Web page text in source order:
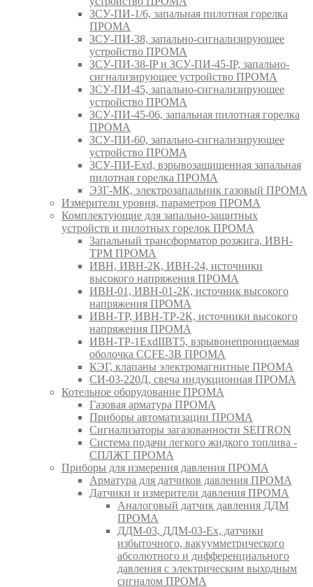
ЗСУ-ПИ-1/6, запальная пилотная горелка
ПРОМА
ЗСУ-ПИ-38, запально-сигнализирующее
устройство ПРОМА
ЗСУ-ПИ-38-IP и ЗСУ-ПИ-45-IP, запально-
сигнализирующее устройство ПРОМА
ЗСУ-ПИ-45, запально-сигнализирующее
устройство ПРОМА
ЗСУ-ПИ-45-06, запальная пилотная горелка
ПРОМА
ЗСУ-ПИ-60, запально-сигнализирующее
устройство ПРОМА
ЗСУ-ПИ-Exd, взрывозащищенная запальная
пилотная горелка ПРОМА
ЭЗГ-МК, электрозапальник газовый ПРОМА
Измерители уровня, параметров ПРОМА
Комплектующие для запально-защитных
устройств и пилотных горелок ПРОМА
Запальный трансформатор розжига, ИВН-
ТРМ ПРОМА
ИВН, ИВН-2К, ИВН-24, источники
высокого напряжения ПРОМА
ИВН-01, ИВН-01-2К, источник высокого
напряжения ПРОМА
ИВН-ТР, ИВН-ТР-2К, источники высокого
напряжения ПРОМА
ИВН-ТР-1ExdIIBT5, взрывонепроницаемая
оболочка CCFE-3B ПРОМА
КЭГ, клапаны электромагнитные ПРОМА
СИ-03-220Д, свеча индукционная ПРОМА
Котельное оборудование ПРОМА
Газовая арматура ПРОМА
Приборы автоматизации ПРОМА
Сигнализаторы загазованности SEITRON
Система подачи легкого жидкого топлива -
СПЛЖТ ПРОМА
Приборы для измерения давления ПРОМА
Арматура для датчиков давления ПРОМА
Датчики и измерители давления ПРОМА
Аналоговый датчик давления ДДМ
ПРОМА
ДДМ-03, ДДМ-03-Ех, датчики
избыточного, вакуумметрического
абсолютного и дифференциального
давления с электрическим выходным
сигналом ПРОМА